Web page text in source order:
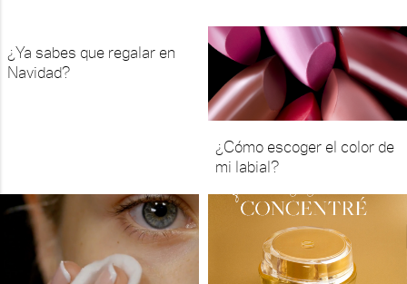
¿Ya sabes que regalar en
Navidad?
¿Cómo escoger el color de
mi labial?